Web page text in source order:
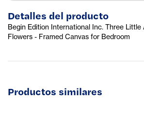
Detalles del producto
Begin Edition International Inc. Three
Flowers - Framed Canvas for Bedroom
Productos similares